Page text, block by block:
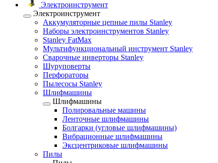
Электроинструмент
Электроинструмент
Аккумуляторные цепные пилы Stanley
Наборы электроинструментов Stanley
Stanley FatMax
Мультифункциональный инструмент Stanley
Сварочные инверторы Stanley
Шуруповерты
Перфораторы
Пылесосы Stanley
Шлифмашины
Шлифмашины
Полировальные машины
Ленточные шлифмашины
Болгарки (угловые шлифмашины)
Вибрационные шлифмашины
Эксцентриковые шлифмашины
Пилы